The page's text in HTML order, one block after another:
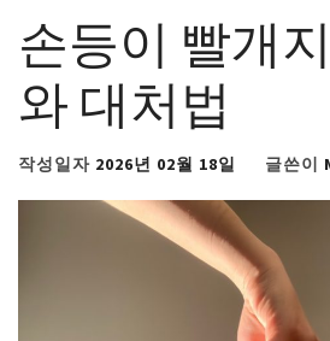
손등이 빨개
와 대처법
작성일자 2026년 02월 18일 글쓴이